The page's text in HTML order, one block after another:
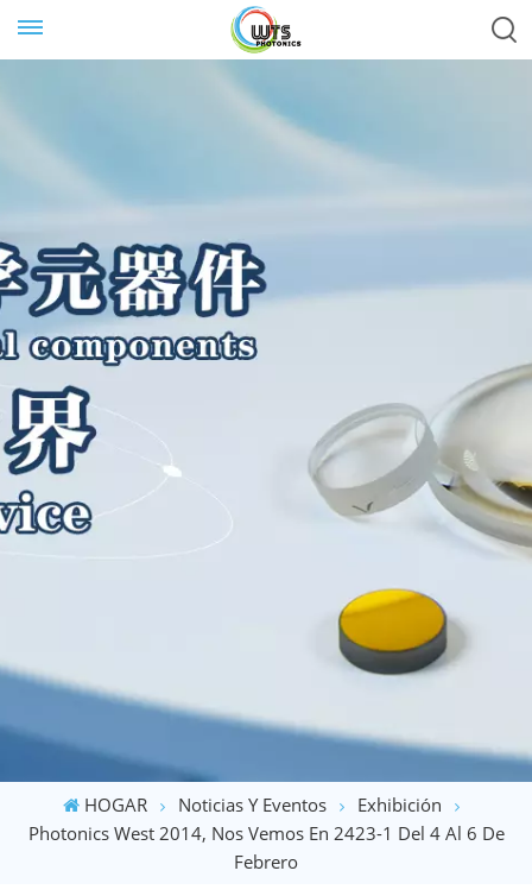
HOGAR Noticias Y Eventos
Exhibición
Photonics West 2014, Nos Vemos En 2423-1 Del 4 Al 6 De
Febrero